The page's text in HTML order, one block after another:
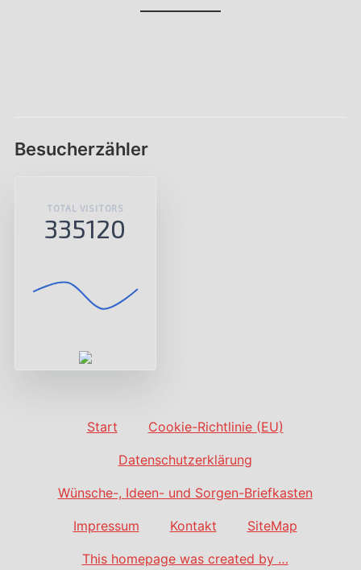
Besucherzähler
TOTAL VISITORS
335120
Start Cookie-Richtlinie (EU)
Datenschutzerklärung
Wünsche-, Ideen- und Sorgen-Briefkasten
Impressum Kontakt SiteMap
This homepage was created by …